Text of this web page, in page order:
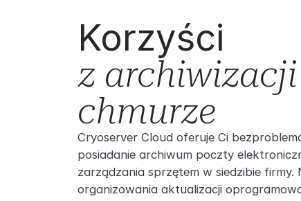
Korzyści
z
chmurze
Cryoserver Cloud oferuje Ci
posiadanie archiwum poczty
zarządzania sprzętem w siedzibie firmy.
organizowania aktualizacji